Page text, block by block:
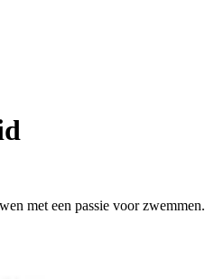
met een passie voor zwemmen.